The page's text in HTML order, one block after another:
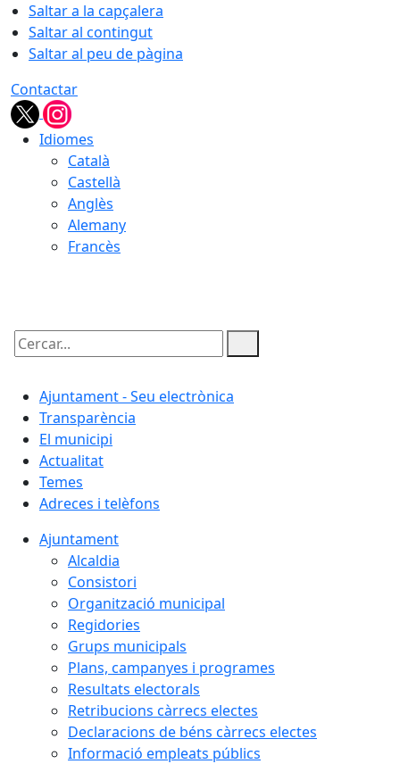
Saltar a la capçalera
Saltar al contingut
Saltar al peu de pàgina
Contactar
Idiomes
Català
Castellà
Anglès
Alemany
Francès
Cercar:
Ajuntament - Seu electrònica
Transparència
El municipi
Actualitat
Temes
Adreces i telèfons
Ajuntament
Alcaldia
Consistori
Organització municipal
Regidories
Grups municipals
Plans, campanyes i programes
Resultats electorals
Retribucions càrrecs electes
Declaracions de béns càrrecs electes
Informació empleats públics